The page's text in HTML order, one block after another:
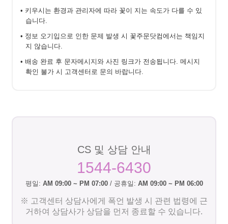
• 키우시는 환경과 관리자에 따라 꽃이 지는 속도가 다를 수 있
습니다.
• 정보 오기입으로 인한 문제 발생 시 꽃주문닷컴에서는 책임지
지 않습니다.
• 배송 완료 후 문자메시지와 사진 링크가 전송됩니다. 메시지
확인 불가 시 고객센터로 문의 바랍니다.
CS 및 상담 안내
1544-6430
평일: AM 09:00 ~ PM 07:00 / 공휴일: AM 09:00 ~ PM 06:00
※ 고객센터 상담사에게 폭언 발생 시 관련 법령에 근
거하여 상담사가 상담을 먼저 종료할 수 있습니다.